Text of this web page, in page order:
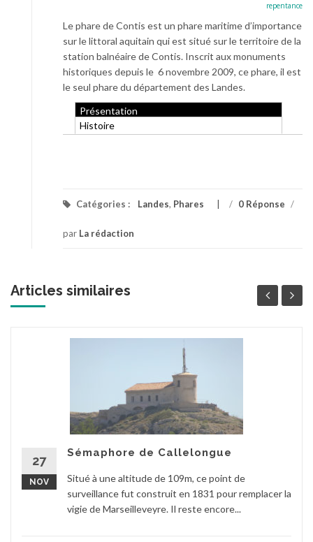
repentance
Le phare de Contis est un phare maritime d’importance
sur le littoral aquitain qui est situé sur le territoire de la
station balnéaire de Contis. Inscrit aux monuments
historiques depuis le 6 novembre 2009, ce phare, il est
le seul phare du département des Landes.
Présentation
Histoire
Catégories : Landes, Phares / 0 Réponse /
par La rédaction
Articles similaires
27
NOV
Sémaphore de Callelongue
Situé à une altitude de 109m, ce point de
surveillance fut construit en 1831 pour remplacer la
vigie de Marseilleveyre. Il reste encore...